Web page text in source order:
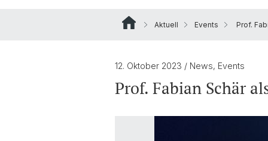
Aktuell Events Prof.
12. Oktober 2023 / News, Events
Prof. Fabian Schär